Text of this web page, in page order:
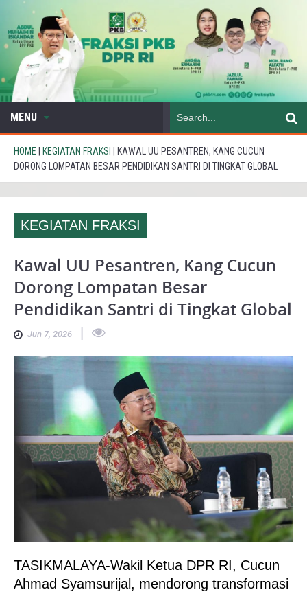
MENU
HOME KEGIATAN FRAKSI
KAWAL UU PESANTREN, KANG CUCUN
DORONG LOMPATAN BESAR PENDIDIKAN SANTRI DI TINGKAT GLOBAL
KEGIATAN FRAKSI
Kawal UU Pesantren, Kang Cucun
Dorong Lompatan Besar
Pendidikan Santri di Tingkat Global
Jun 7, 2026
TASIKMALAYA-Wakil Ketua DPR RI, Cucun
Ahmad Syamsurijal, mendorong transformasi